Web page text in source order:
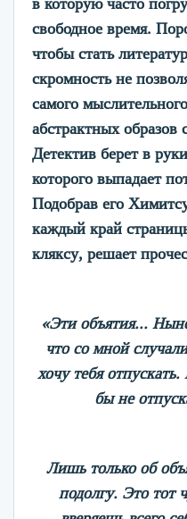
в которую часто
свободное время.
чтобы стать
скромность не
самого
абстрактных образов
Детектив берет в
которого выпадает
Подобрав его
каждый край
кляксу, решает
«Эти объятия...
что со мной
хочу тебя
бы не
Лишь только об
подолгу. Это тот